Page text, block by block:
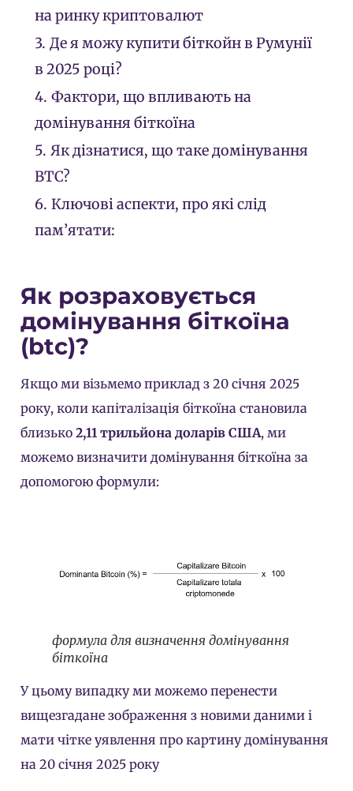
на ринку криптовалют
3. Де я можу купити біткойн в Румунії
в 2025 році?
4. Фактори, що впливають на
домінування біткоїна
5. Як дізнатися, що таке домінування
BTC?
6. Ключові аспекти, про які слід
пам’ятати:
Як розраховується
домінування біткоїна
(btc)?
Якщо ми візьмемо приклад з 20 січня 2025
року, коли капіталізація біткоїна становила
близько 2,11 трильйона доларів США, ми
можемо визначити домінування біткоїна за
допомогою формули:
формула для визначення домінування
біткоїна
У цьому випадку ми можемо перенести
вищезгадане зображення з новими даними і
мати чітке уявлення про картину домінування
на 20 січня 2025 року